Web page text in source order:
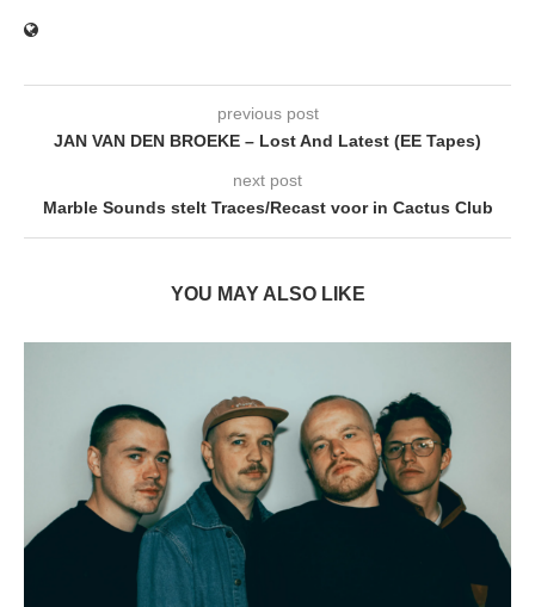
previous post
JAN VAN DEN BROEKE – Lost And Latest (EE Tapes)
next post
Marble Sounds stelt Traces/Recast voor in Cactus Club
YOU MAY ALSO LIKE